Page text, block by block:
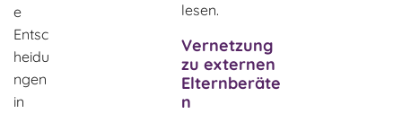
e
Entsc
heidu
ngen
in
lesen.
Vernetzung
zu externen
Elternberäte
n